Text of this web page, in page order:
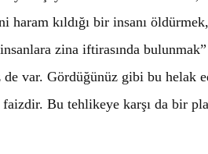
haram kıldığı bir insanı
zina iftirasında
de var. Gördüğünüz gibi bu helak
Bu tehlikeye karşı da bir